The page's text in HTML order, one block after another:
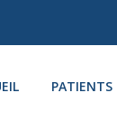
PATIENTS